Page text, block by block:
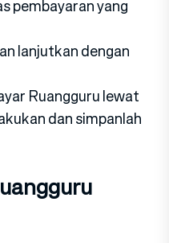
pembayaran yang
lanjutkan dengan
Ruangguru lewat
dan simpanlah